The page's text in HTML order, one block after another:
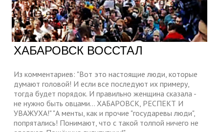
ХАБАРОВСК ВОССТАЛ
Из комментариев: "Вот это настоящие люди, которые
думают головой! И если все последуют их примеру,
тогда будет порядок. И правильно женщина сказала -
не нужно быть овцами... ХАБАРОВСК, РЕСПЕКТ И
УВАЖУХА!" "А менты, как и прочие "государевы люди",
попрятались! Понимают, что с такой толпой ничего не